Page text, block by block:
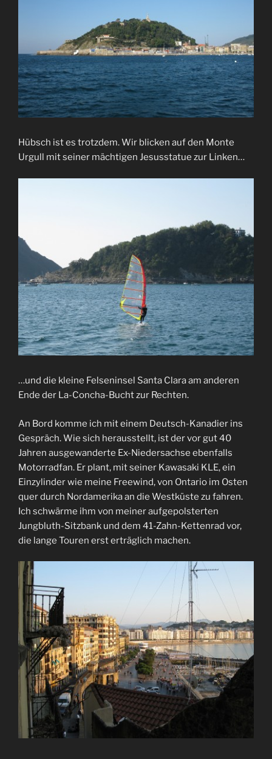
Hübsch ist es trotzdem. Wir blicken auf den Monte
Urgull mit seiner mächtigen Jesusstatue zur Linken…
…und die kleine Felseninsel Santa Clara am anderen
Ende der La-Concha-Bucht zur Rechten.
An Bord komme ich mit einem Deutsch-Kanadier ins
Gespräch. Wie sich herausstellt, ist der vor gut 40
Jahren ausgewanderte Ex-Niedersachse ebenfalls
Motorradfan. Er plant, mit seiner Kawasaki KLE, ein
Einzylinder wie meine Freewind, von Ontario im Osten
quer durch Nordamerika an die Westküste zu fahren.
Ich schwärme ihm von meiner aufgepolsterten
Jungbluth-Sitzbank und dem 41-Zahn-Kettenrad vor,
die lange Touren erst erträglich machen.